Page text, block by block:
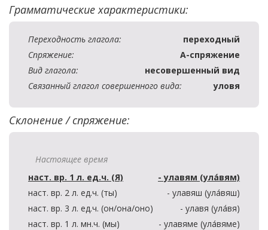
Грамматические характеристики:
Переходность глагола:
переходный
Спряжение:
А-спряжение
Вид глагола:
несовершенный вид
Связанный глагол совершенного вида:
уловя
Склонение / спряжение:
Настоящее время
наст. вр. 1 л. ед.ч. (Я)
- улавям (ула́вям)
наст. вр. 2 л. ед.ч. (ты)
- улавяш (ула́вяш)
наст. вр. 3 л. ед.ч. (он/она/оно)
- улавя (ула́вя)
наст. вр. 1 л. мн.ч. (мы)
- улавяме (ула́вяме)